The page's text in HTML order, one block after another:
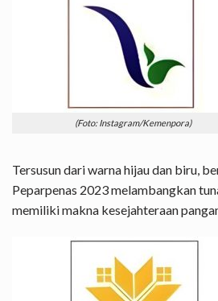
(Foto: Instagram/Kemenpora)
Tersusun dari warna hijau dan biru,
Peparpenas 2023 melambangkan
memiliki makna kesejahteraan